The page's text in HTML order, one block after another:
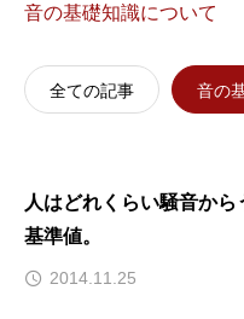
音の基礎知識について
全ての記事 音の
人はどれくらい騒音か
基準値。
2014.11.25